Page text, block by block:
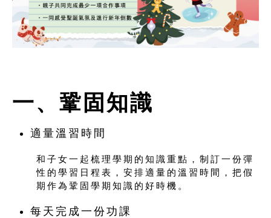
一、鞏固知識
適量溫習時間
和子女一起梳理學期的知識重點，制訂一份彈
性的學習日程表，安排適量的溫習時間，把假
期作為鞏固學期知識的好時機。
每天完成一份功課